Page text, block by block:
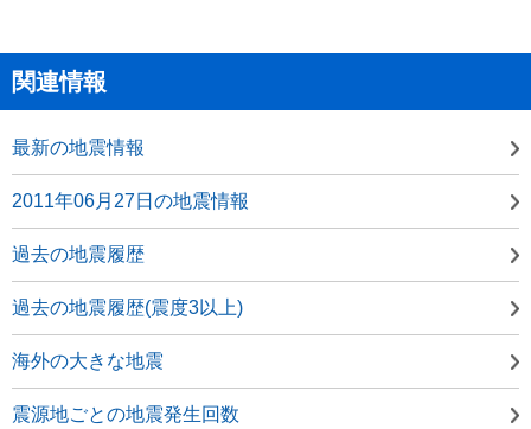
関連情報
最新の地震情報
2011年06月27日の地震情報
過去の地震履歴
過去の地震履歴(震度3以上)
海外の大きな地震
震源地ごとの地震発生回数